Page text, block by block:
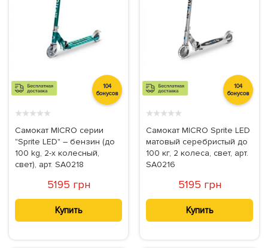
104
бонусов
★★★★★
Самокат MICRO серии
"Sprite LED" – бензин (до
100 kg, 2-х колесный,
свет), арт. SA0218
5195 грн
Купить
104
бонусов
★★★★★
Самокат MICRO Sprite LED
матовый серебристый до
100 кг, 2 колеса, свет, арт.
SA0216
5195 грн
Купить